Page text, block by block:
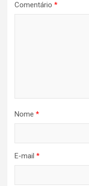
Comentário *
Nome *
E-mail *